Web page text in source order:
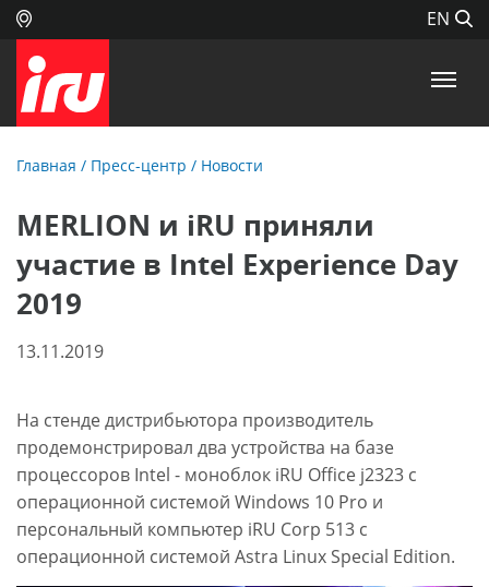
EN
Главная / Пресс-центр / Новости
MERLION и iRU приняли
участие в Intel Experience Day
2019
13.11.2019
На стенде дистрибьютора производитель
продемонстрировал два устройства на базе
процессоров Intel - моноблок iRU Office j2323 с
операционной системой Windows 10 Pro и
персональный компьютер iRU Corp 513 с
операционной системой Astra Linux Special Edition.